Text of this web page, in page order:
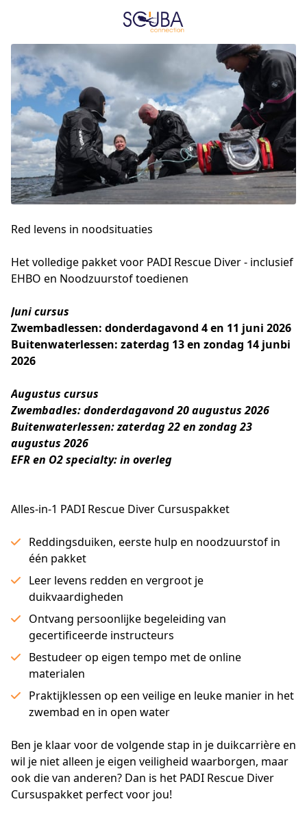
Red levens in noodsituaties
Het volledige pakket voor PADI Rescue Diver - inclusief
EHBO en Noodzuurstof toedienen
Juni cursus
Zwembadlessen: donderdagavond 4 en 11 juni 2026
Buitenwaterlessen: zaterdag 13 en zondag 14 junbi
2026
Augustus cursus
Zwembadles: donderdagavond 20 augustus 2026
Buitenwaterlessen: zaterdag 22 en zondag 23
augustus 2026
EFR en O2 specialty: in overleg
Alles-in-1 PADI Rescue Diver Cursuspakket
Reddingsduiken, eerste hulp en noodzuurstof in
één pakket
Leer levens redden en vergroot je
duikvaardigheden
Ontvang persoonlijke begeleiding van
gecertificeerde instructeurs
Bestudeer op eigen tempo met de online
materialen
Praktijklessen op een veilige en leuke manier in het
zwembad en in open water
Ben je klaar voor de volgende stap in je duikcarrière en
wil je niet alleen je eigen veiligheid waarborgen, maar
ook die van anderen? Dan is het PADI Rescue Diver
Cursuspakket perfect voor jou!